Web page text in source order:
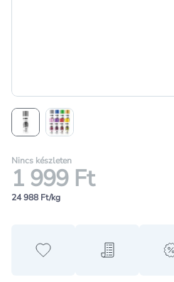
Nincs készleten
1 999 Ft
24 988 Ft/kg
Hozzáadás aHozzáadás a